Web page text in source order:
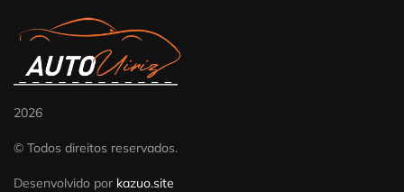
2026
© Todos direitos reservados.
Desenvolvido por kazuo.site